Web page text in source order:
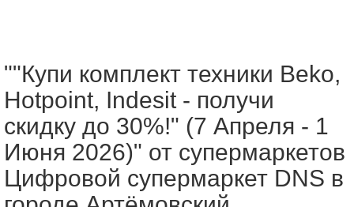
""Купи комплект техники Beko,
Hotpoint, Indesit - получи
скидку до 30%!" (7 Апреля - 1
Июня 2026)" от супермаркетов
Цифровой супермаркет DNS в